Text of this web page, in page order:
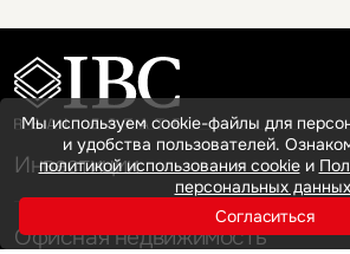
Инвестиции
Офисная недвижимость
Мы используем cookie-файлы для
и удобства пользователей.
политикой использования cookieи
персональных
Согласиться